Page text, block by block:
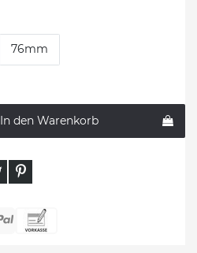
76mm
In den Warenkorb